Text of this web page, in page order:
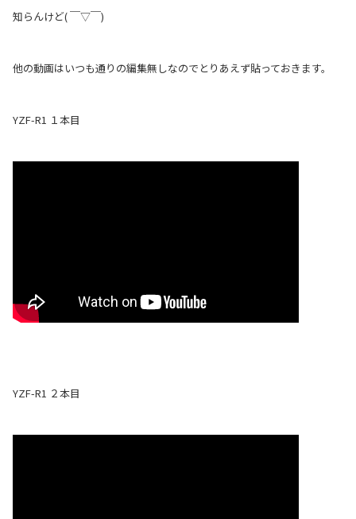
知らんけど( ￣▽￣)
他の動画はいつも通りの編集無しなのでとりあえず貼っておきます。
YZF-R1 １本目
YZF-R1 ２本目